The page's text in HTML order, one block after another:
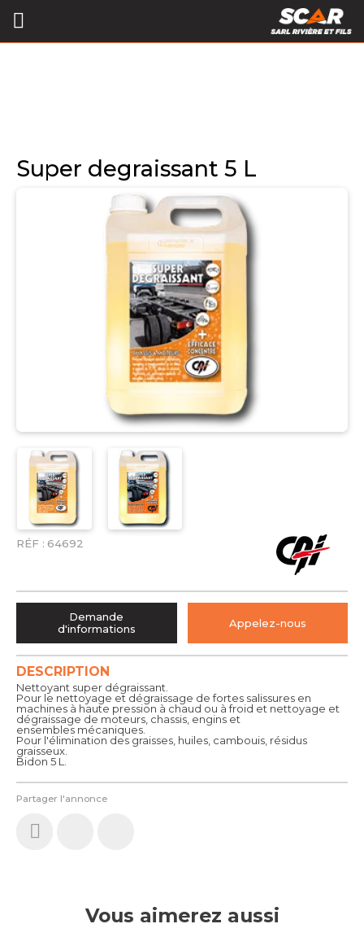
Super degraissant 5 L
RÉF : 64692
Partager l'annonce
DESCRIPTION
Nettoyant super dégraissant.
Pour le nettoyage et dégraissage de fortes salissures en
machines à haute pression à chaud ou à froid et nettoyage et
dégraissage de moteurs, chassis, engins et
ensembles mécaniques.
Pour l'élimination des graisses, huiles, cambouis, résidus
graisseux.
Bidon 5 L.
Demande
d'informations
Appelez-nous
Vous aimerez aussi